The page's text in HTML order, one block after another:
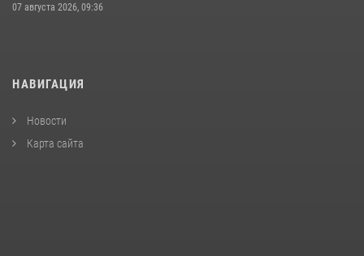
07 августа 2026, 09:36
НАВИГАЦИЯ
Новости
Карта сайта